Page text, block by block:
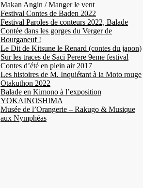
Makan Angin / Manger le vent
Festival Contes de Baden 2022
Festival Paroles de conteurs 2022, Balade
Contée dans les gorges du Verger de
Bourganeuf !
Le Dit de Kitsune le Renard (contes du japon)
Sur les traces de Saci Perere 9eme festival
Contes d’été en plein air 2017
Les histoires de M. Inquiétant à la Moto rouge
Otakuthon 2022
Balade en Kimono à l’exposition
YOKAINOSHIMA
Musée de l’Orangerie – Rakugo & Musique
aux Nymphéas